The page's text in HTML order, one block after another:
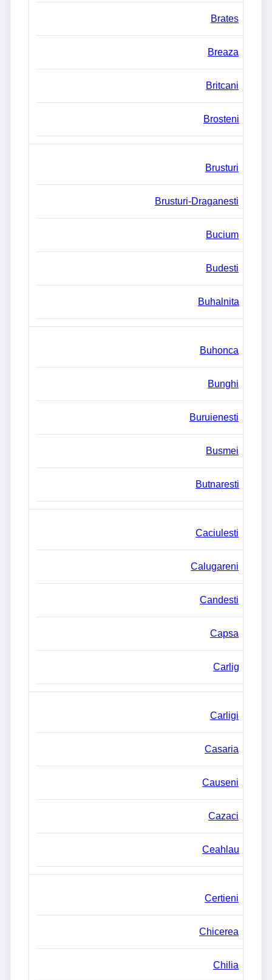
Brates
Breaza
Britcani
Brosteni
Brusturi
Brusturi-Draganesti
Bucium
Budesti
Buhalnita
Buhonca
Bunghi
Buruienesti
Busmei
Butnaresti
Caciulesti
Calugareni
Candesti
Capsa
Carlig
Carligi
Casaria
Causeni
Cazaci
Ceahlau
Certieni
Chicerea
Chilia